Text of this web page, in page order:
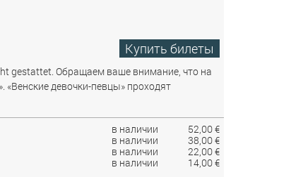
Купить билеты
gestattet. Обращаем ваше внимание, что на
«Венские девочки-певцы» проходят
в наличии
52,00 €
в наличии
38,00 €
в наличии
22,00 €
в наличии
14,00 €